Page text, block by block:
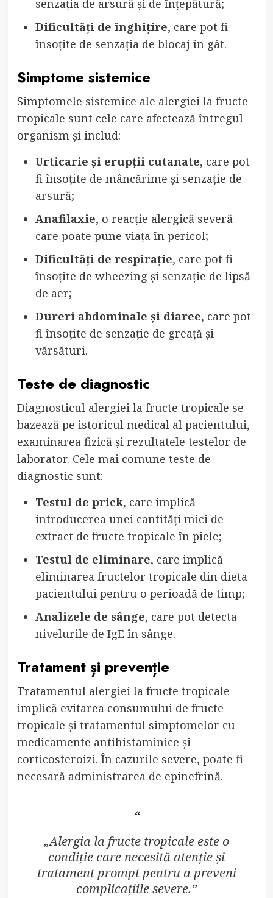
senzația de arsură și de înțepătură;
Dificultăți de înghițire, care pot fi
însoțite de senzația de blocaj în gât.
Simptome sistemice
Simptomele sistemice ale alergiei la fructe
tropicale sunt cele care afectează întregul
organism și includ:
Urticarie și erupții cutanate, care pot
fi însoțite de mâncărime și senzație de
arsură;
Anafilaxie, o reacție alergică severă
care poate pune viața în pericol;
Dificultăți de respirație, care pot fi
însoțite de wheezing și senzație de lipsă
de aer;
Dureri abdominale și diaree, care pot
fi însoțite de senzație de greață și
vărsături.
Teste de diagnostic
Diagnosticul alergiei la fructe tropicale se
bazează pe istoricul medical al pacientului,
examinarea fizică și rezultatele testelor de
laborator. Cele mai comune teste de
diagnostic sunt:
Testul de prick, care implică
introducerea unei cantități mici de
extract de fructe tropicale în piele;
Testul de eliminare, care implică
eliminarea fructelor tropicale din dieta
pacientului pentru o perioadă de timp;
Analizele de sânge, care pot detecta
nivelurile de IgE în sânge.
Tratament și prevenție
Tratamentul alergiei la fructe tropicale
implică evitarea consumului de fructe
tropicale și tratamentul simptomelor cu
medicamente antihistaminice și
corticosteroizi. În cazurile severe, poate fi
necesară administrarea de epinefrină.
„Alergia la fructe tropicale este o
condiție care necesită atenție și
tratament prompt pentru a preveni
complicațiile severe.”